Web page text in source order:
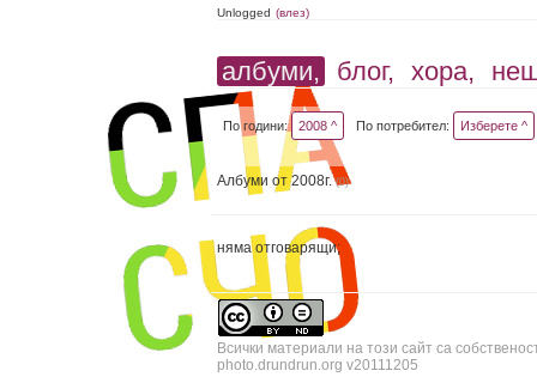
Unlogged (влез)
албуми, блог, хора,
По години: 2008 ^ По потребител: Изберете ^
Албуми от 2008г. (0)
няма отговарящи;
Всички материали на този сайт са
photo.drundrun.org v20111205